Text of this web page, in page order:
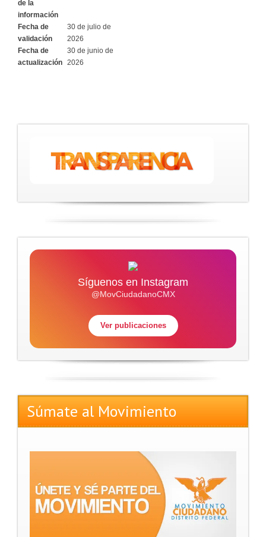
de la
información
Fecha de
validación
30 de julio de
2026
Fecha de
actualización
30 de junio de
2026
Síguenos en Instagram
@MovCiudadanoCMX
Ver publicaciones
Súmate al Movimiento